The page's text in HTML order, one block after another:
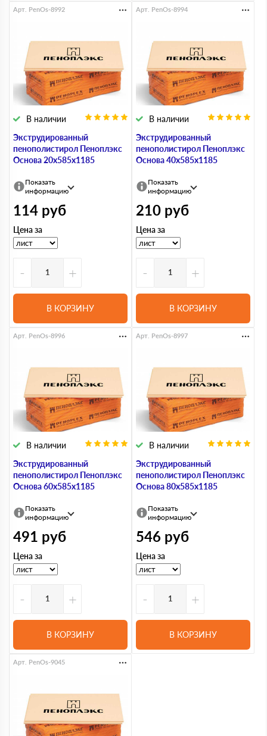
Экструдированный
пенополистирол Пеноплэкс
Основа 20х585х1185
В наличии
Арт. PenOs-8992
Показать
информацию
114 руб
Цена за
- +
В КОРЗИНУ
Экструдированный
пенополистирол Пеноплэкс
Основа 40х585х1185
В наличии
Арт. PenOs-8994
Показать
информацию
210 руб
Цена за
- +
В КОРЗИНУ
Экструдированный
пенополистирол Пеноплэкс
Основа 60х585х1185
В наличии
Арт. PenOs-8996
Показать
информацию
491 руб
Цена за
- +
В КОРЗИНУ
Экструдированный
пенополистирол Пеноплэкс
Основа 80х585х1185
В наличии
Арт. PenOs-8997
Показать
информацию
546 руб
Цена за
- +
В КОРЗИНУ
Арт. PenOs-9045